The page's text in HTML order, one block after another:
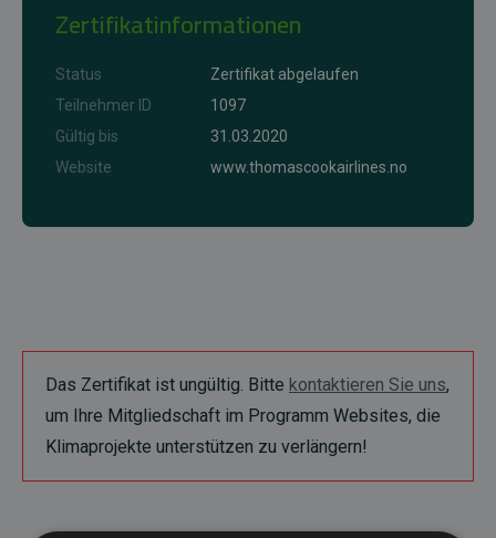
Zertifikatinformationen
Status
Zertifikat abgelaufen
Teilnehmer ID
1097
Gültig bis
31.03.2020
Website
www.thomascookairlines.no
Das Zertifikat ist ungültig. Bitte kontaktieren Sie uns,
um Ihre Mitgliedschaft im Programm Websites, die
Klimaprojekte unterstützen zu verlängern!